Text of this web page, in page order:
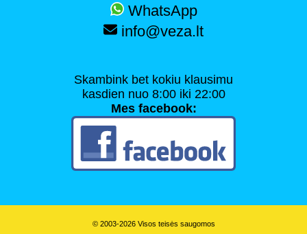
WhatsApp
info@veza.lt
Skambink bet kokiu klausimu
kasdien nuo 8:00 iki 22:00
Mes facebook:
© 2003-2026 Visos teisės saugomos